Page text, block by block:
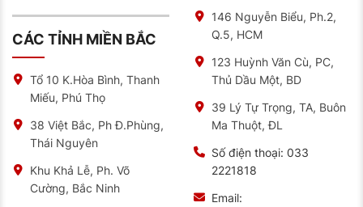
CÁC TỈNH MIỀN BẮC
Tổ 10 K.Hòa Bình, Thanh
Miếu, Phú Thọ
38 Việt Bắc, Ph Đ.Phùng,
Thái Nguyên
Khu Khả Lễ, Ph. Võ
Cường, Bắc Ninh
146 Nguyễn Biểu, Ph.2,
Q.5, HCM
123 Huỳnh Văn Cù, PC,
Thủ Dầu Một, BD
39 Lý Tự Trọng, TA, Buôn
Ma Thuột, ĐL
Số điện thoại: 033
2221818
Email: